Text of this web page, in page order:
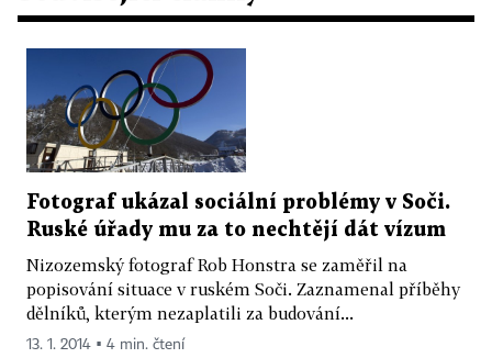
Fotograf ukázal sociální problémy v Soči.
Ruské úřady mu za to nechtějí dát vízum
Nizozemský fotograf Rob Honstra se zaměřil na
popisování situace v ruském Soči. Zaznamenal příběhy
dělníků, kterým nezaplatili za budování...
13. 1. 2014 ▪ 4 min. čtení